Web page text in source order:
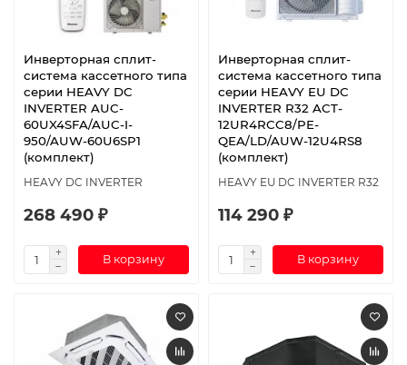
Инверторная сплит-
система кассетного типа
серии HEAVY DC
INVERTER AUC-
60UX4SFA/AUC-I-
950/AUW-60U6SP1
(комплект)
HEAVY DC INVERTER
268 490 ₽
В корзину
Инверторная сплит-
система кассетного типа
серии HEAVY EU DC
INVERTER R32 ACT-
12UR4RCC8/PE-
QEA/LD/AUW-12U4RS8
(комплект)
HEAVY EU DC INVERTER R32
114 290 ₽
В корзину